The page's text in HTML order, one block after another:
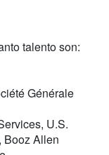
talento son:
Générale
U.S.
Booz Allen